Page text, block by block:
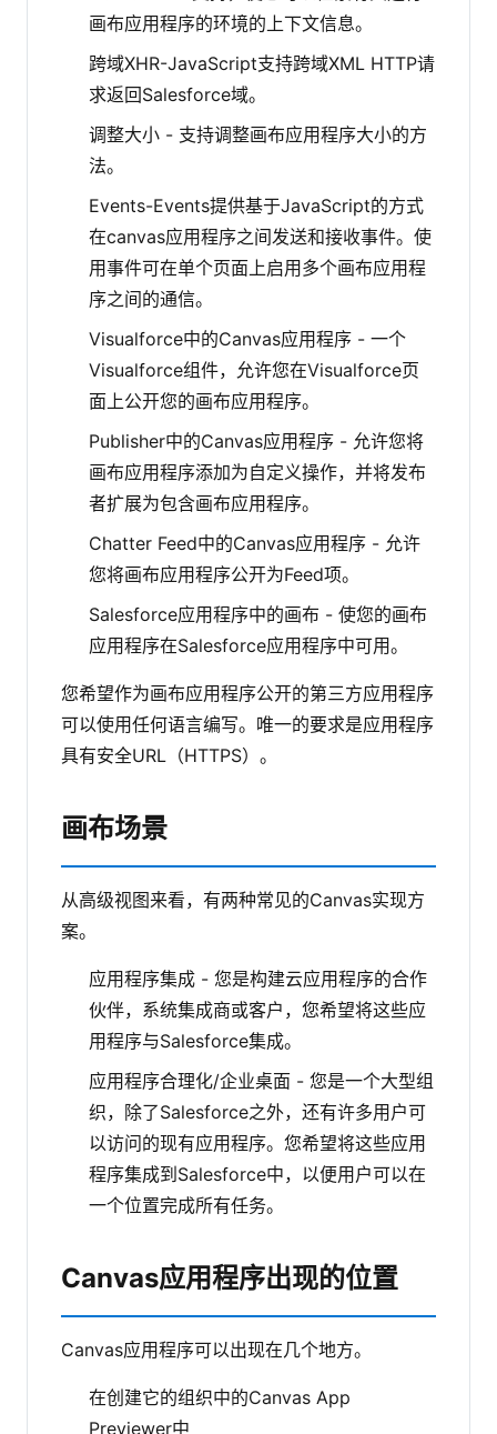
画布应用程序的环境的上下文信息。
跨域XHR-JavaScript支持跨域XML HTTP请
求返回Salesforce域。
调整大小 - 支持调整画布应用程序大小的方
法。
Events-Events提供基于JavaScript的方式
在canvas应用程序之间发送和接收事件。使
用事件可在单个页面上启用多个画布应用程
序之间的通信。
Visualforce中的Canvas应用程序 - 一个
Visualforce组件，允许您在Visualforce页
面上公开您的画布应用程序。
Publisher中的Canvas应用程序 - 允许您将
画布应用程序添加为自定义操作，并将发布
者扩展为包含画布应用程序。
Chatter Feed中的Canvas应用程序 - 允许
您将画布应用程序公开为Feed项。
Salesforce应用程序中的画布 - 使您的画布
应用程序在Salesforce应用程序中可用。
您希望作为画布应用程序公开的第三方应用程序
可以使用任何语言编写。唯一的要求是应用程序
具有安全URL（HTTPS）。
画布场景
从高级视图来看，有两种常见的Canvas实现方
案。
应用程序集成 - 您是构建云应用程序的合作
伙伴，系统集成商或客户，您希望将这些应
用程序与Salesforce集成。
应用程序合理化/企业桌面 - 您是一个大型组
织，除了Salesforce之外，还有许多用户可
以访问的现有应用程序。您希望将这些应用
程序集成到Salesforce中，以便用户可以在
一个位置完成所有任务。
Canvas应用程序出现的位置
Canvas应用程序可以出现在几个地方。
在创建它的组织中的Canvas App
Previewer中